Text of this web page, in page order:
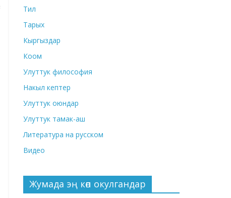
Тил
Тарых
Кыргыздар
Коом
Улуттук философия
Накыл кептер
Улуттук оюндар
Улуттук тамак-аш
Литература на русском
Видео
Жумада эң көп окулгандар